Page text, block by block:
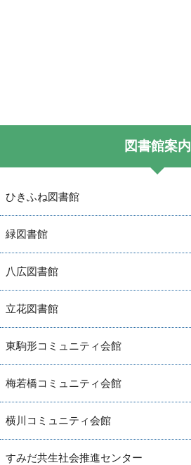
図書館案内
ひきふね図書館
緑図書館
八広図書館
立花図書館
東駒形コミュニティ会館
梅若橋コミュニティ会館
横川コミュニティ会館
すみだ共生社会推進センター